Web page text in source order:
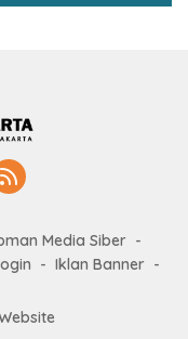
Media Siber
Iklan Banner